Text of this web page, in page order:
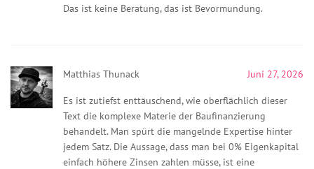
Das ist keine Beratung, das ist Bevormundung.
Matthias Thunack Juni 27, 2026
Es ist zutiefst enttäuschend, wie oberflächlich dieser
Text die komplexe Materie der Baufinanzierung
behandelt. Man spürt die mangelnde Expertise hinter
jedem Satz. Die Aussage, dass man bei 0% Eigenkapital
einfach höhere Zinsen zahlen müsse, ist eine